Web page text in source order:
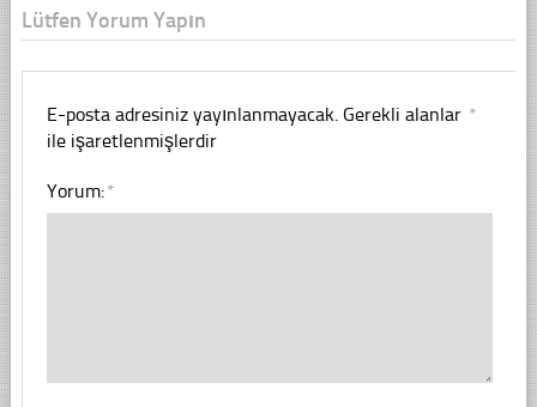
Lütfen Yorum Yapın
E-posta adresiniz yayınlanmayacak. Gerekli alanlar *
ile işaretlenmişlerdir
Yorum:*